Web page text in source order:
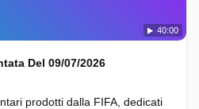
40:00
Del 09/07/2026
prodotti dalla FIFA, dedicati